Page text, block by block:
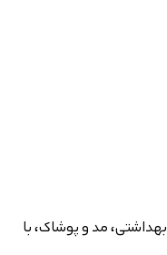
مد و پوشاک، با